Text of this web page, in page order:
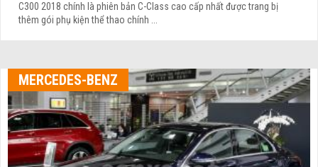
C300 2018 chính là phiên bản C-Class cao cấp nhất được trang bị
thêm gói phụ kiện thể thao chính ...
MERCEDES-BENZ